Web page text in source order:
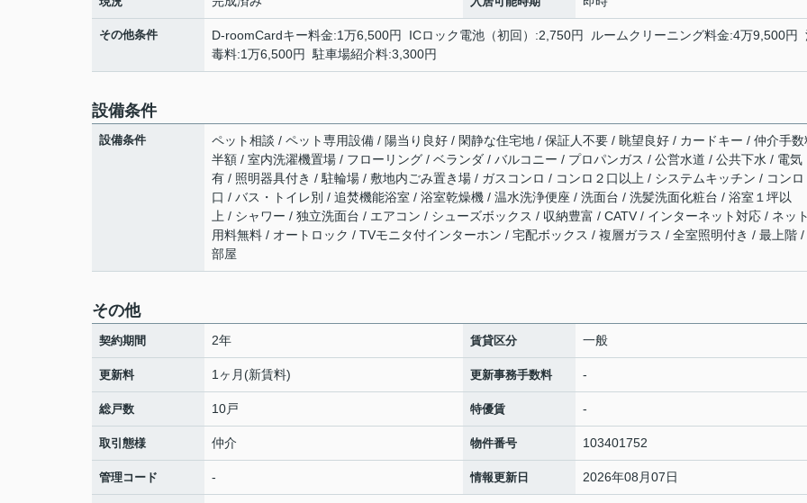
その他条件
D-roomCardキー料金:1万6,500円 ICロック電池（初回）:2,750円 ルームクリーニング料金:4万9,500円
毒料:1万6,500円 駐車場紹介料:3,300円
設備条件
設備条件
ペット相談 / ペット専用設備 / 陽当り良好 / 閑静な住宅地 / 保証人不要 / 眺望良好 / カードキー / 仲介手数
半額 / 室内洗濯機置場 / フローリング / ベランダ / バルコニー / プロパンガス / 公営水道 / 公共下水 / 電気
有 / 照明器具付き / 駐輪場 / 敷地内ごみ置き場 / ガスコンロ / コンロ２口以上 / システムキッチン / コンロ
口 / バス・トイレ別 / 追焚機能浴室 / 浴室乾燥機 / 温水洗浄便座 / 洗面台 / 洗髪洗面化粧台 / 浴室１坪以
上 / シャワー / 独立洗面台 / エアコン / シューズボックス / 収納豊富 / CATV / インターネット対応 / ネッ
用料無料 / オートロック / TVモニタ付インターホン / 宅配ボックス / 複層ガラス / 全室照明付き / 最上階 /
部屋
その他
契約期間 2年 賃貸区分 一般
更新料 1ヶ月(新賃料) 更新事務手数料 -
総戸数 10戸 特優賃 -
取引態様 仲介 物件番号 103401752
管理コード - 情報更新日 2026年08月07日